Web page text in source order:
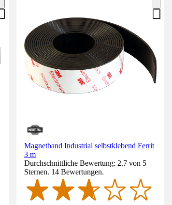
Magnetband Industrial selbstklebend Ferrit
3 m
Durchschnittliche Bewertung: 2.7 von 5
Sternen. 14 Bewertungen.